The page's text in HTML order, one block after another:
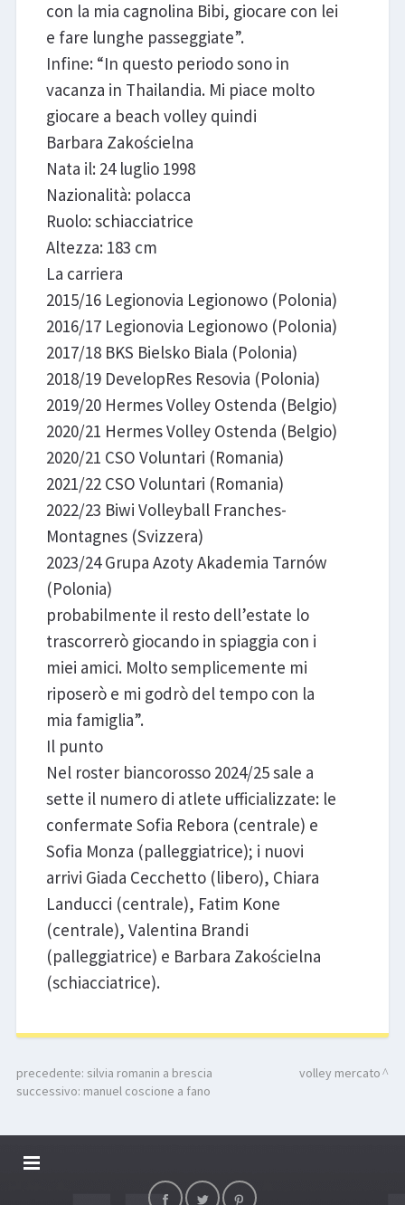
con la mia cagnolina Bibi, giocare con lei
e fare lunghe passeggiate”.
Infine: “In questo periodo sono in
vacanza in Thailandia. Mi piace molto
giocare a beach volley quindi
Barbara Zakościelna
Nata il: 24 luglio 1998
Nazionalità: polacca
Ruolo: schiacciatrice
Altezza: 183 cm
La carriera
2015/16 Legionovia Legionowo (Polonia)
2016/17 Legionovia Legionowo (Polonia)
2017/18 BKS Bielsko Biala (Polonia)
2018/19 DevelopRes Resovia (Polonia)
2019/20 Hermes Volley Ostenda (Belgio)
2020/21 Hermes Volley Ostenda (Belgio)
2020/21 CSO Voluntari (Romania)
2021/22 CSO Voluntari (Romania)
2022/23 Biwi Volleyball Franches-
Montagnes (Svizzera)
2023/24 Grupa Azoty Akademia Tarnów
(Polonia)
probabilmente il resto dell’estate lo
trascorrerò giocando in spiaggia con i
miei amici. Molto semplicemente mi
riposerò e mi godrò del tempo con la
mia famiglia”.
Il punto
Nel roster biancorosso 2024/25 sale a
sette il numero di atlete ufficializzate: le
confermate Sofia Rebora (centrale) e
Sofia Monza (palleggiatrice); i nuovi
arrivi Giada Cecchetto (libero), Chiara
Landucci (centrale), Fatim Kone
(centrale), Valentina Brandi
(palleggiatrice) e Barbara Zakościelna
(schiacciatrice).
precedente: silvia romanin a brescia
successivo: manuel coscione a fano
volley mercato
DALLARIVOLLEY SOSTIENE